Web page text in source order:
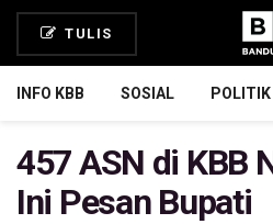
TULIS
INFO KBB SOSIAL POLITIK
457 ASN di KBB
Ini Pesan Bupati